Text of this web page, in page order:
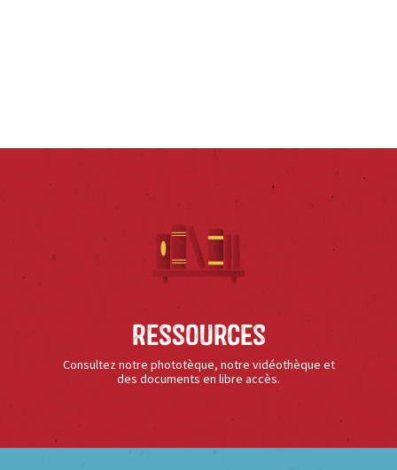
Ressources
Consultez notre phototèque, notre vidéothèque et
des documents en libre accès.